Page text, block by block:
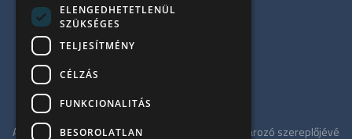
Irodapiaci hírek
+36 30 949 9709
Az ÚjIroda a Tower-International tagjaként meghatározó szereplőjévé
ELENGEDHETETLENÜL
SZÜKSÉGES
TELJESÍTMÉNY
CÉLZÁS
FUNKCIONALITÁS
BESOROLATLAN